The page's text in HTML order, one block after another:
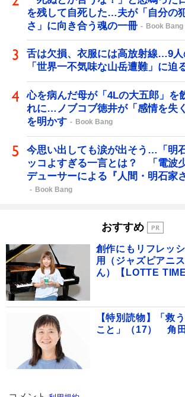
を残して自死した…夫が「自分の
さ」に向き合う魂の一冊
Book Bang
舌は欠損、衣服には高放射線…9
「世界一不気味な山岳遭難」に迫
心を病んだ母が「4Lの大五郎」を
れに…ノブコブ徳井が「感情を失
を明かす
Book Bang
今思い出しても涙が出そう…「明
ッコよすぎる一言とは？ 「電波
デューサーによる『人間・明石家
Book Bang
おすすめ
創作にもリフレッ
用（ジャズピアニ
ん）【LOTTE
【特別読物】「救
こと」（17） 角